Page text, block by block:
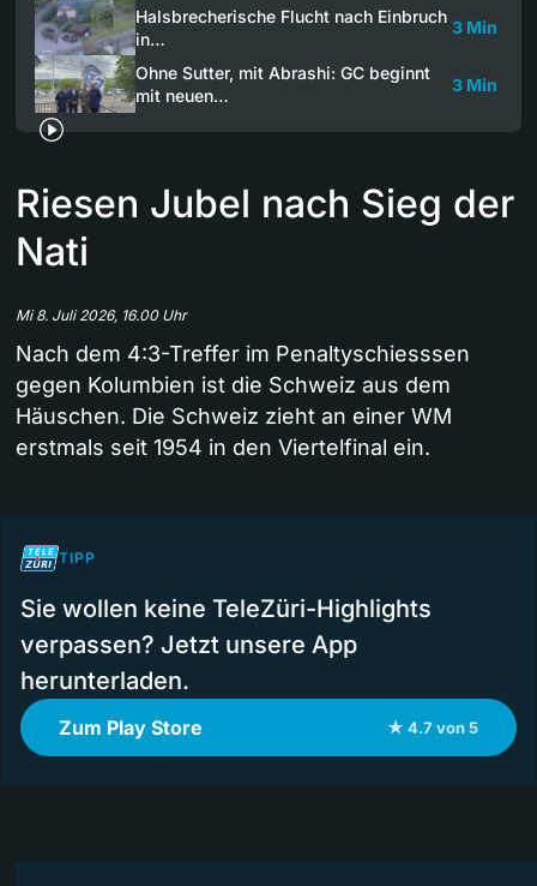
Halsbrecherische Flucht nach Einbruch
in…
3 Min
Ohne Sutter, mit Abrashi: GC beginnt
mit neuen…
3 Min
Riesen Jubel nach Sieg der
Nati
Mi 8. Juli 2026, 16.00 Uhr
Nach dem 4:3-Treffer im Penaltyschiesssen
gegen Kolumbien ist die Schweiz aus dem
Häuschen. Die Schweiz zieht an einer WM
erstmals seit 1954 in den Viertelfinal ein.
TIPP
Sie wollen keine TeleZüri-Highlights
verpassen? Jetzt unsere App
herunterladen.
Zum Play Store ★ 4.7 von 5